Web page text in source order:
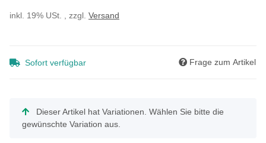
inkl. 19% USt. , zzgl. Versand
Sofort verfügbar Frage zum Artikel
x
Dieser Artikel hat Variationen. Wählen Sie bitte die
gewünschte Variation aus.